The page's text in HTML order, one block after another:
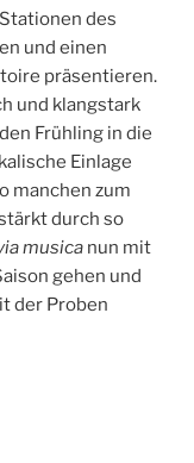
des
und einen
präsentieren.
und klangstark
Frühling in die
Einlage
manchen zum
durch so
musica nun mit
gehen und
der Proben